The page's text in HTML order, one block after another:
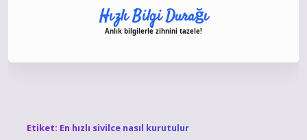
Hızlı Bilgi Durağı
Anlık bilgilerle zihnini tazele!
Etiket: En hızlı sivilce nasıl kurutulur